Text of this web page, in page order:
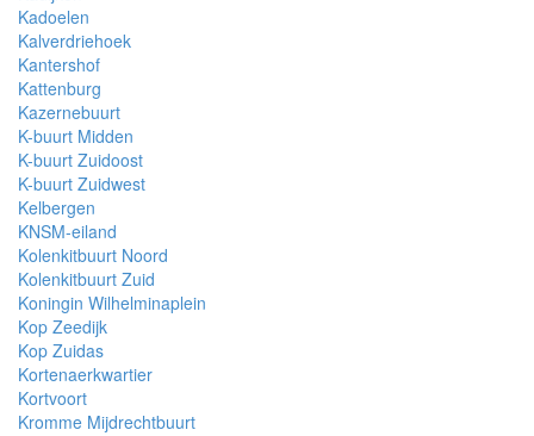
Kadoelen
Kalverdriehoek
Kantershof
Kattenburg
Kazernebuurt
K-buurt Midden
K-buurt Zuidoost
K-buurt Zuidwest
Kelbergen
KNSM-eiland
Kolenkitbuurt Noord
Kolenkitbuurt Zuid
Koningin Wilhelminaplein
Kop Zeedijk
Kop Zuidas
Kortenaerkwartier
Kortvoort
Kromme Mijdrechtbuurt